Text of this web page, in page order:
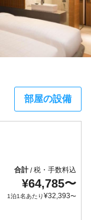
部屋の設備
合計/税・手数料込
¥64,785〜
1泊1名あたり¥32,393〜